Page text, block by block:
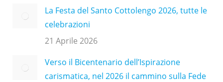
La Festa del Santo Cottolengo 2026, tutte le
celebrazioni
21 Aprile 2026
Verso il Bicentenario dell’Ispirazione
carismatica, nel 2026 il cammino sulla Fede